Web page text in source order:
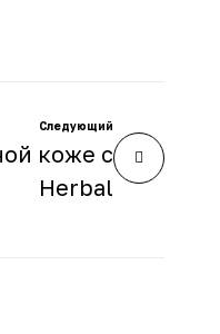
Следующий
коже с
Herbal